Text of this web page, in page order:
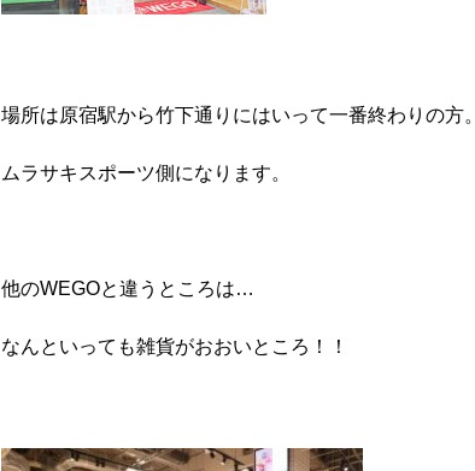
場所は原宿駅から竹下通りにはいって一番終わりの方。
ムラサキスポーツ側になります。
他のWEGOと違うところは…
なんといっても雑貨がおおいところ！！